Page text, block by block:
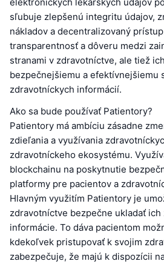
sľubuje zlepšenú integritu údajov,
nákladov a decentralizovaný
transparentnosť a dôveru medzi
stranami v zdravotníctve, ale tiež
bezpečnejšiemu a efektívnejšiemu
zdravotníckych informácií.
Ako sa bude používať Patientory?
Patientory má ambíciu zásadne
zdieľania a využívania
zdravotníckeho ekosystému.
blockchainu na poskytnutie
platformy pre pacientov a
Hlavným využitím Patientory je
zdravotníctve bezpečne ukladať ich
informácie. To dáva pacientom
kdekoľvek pristupovať k svojim
zabezpečuje, že majú k dispozícii